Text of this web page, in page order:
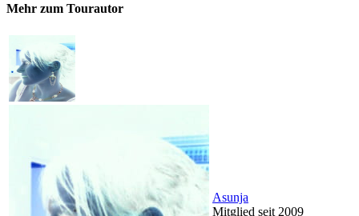
Mehr zum Tourautor
Asunja
Mitglied seit 2009